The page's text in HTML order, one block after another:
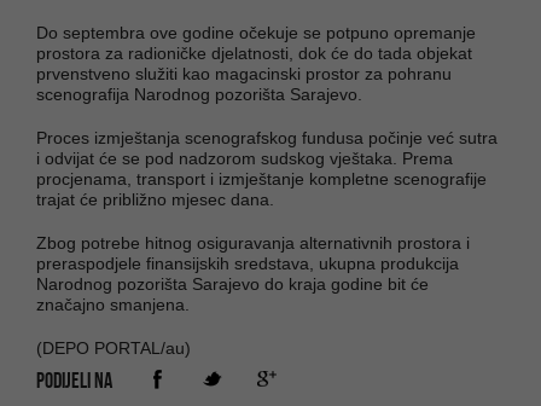
Do septembra ove godine očekuje se potpuno opremanje
prostora za radioničke djelatnosti, dok će do tada objekat
prvenstveno služiti kao magacinski prostor za pohranu
scenografija Narodnog pozorišta Sarajevo.
Proces izmještanja scenografskog fundusa počinje već sutra
i odvijat će se pod nadzorom sudskog vještaka. Prema
procjenama, transport i izmještanje kompletne scenografije
trajat će približno mjesec dana.
Zbog potrebe hitnog osiguravanja alternativnih prostora i
preraspodjele finansijskih sredstava, ukupna produkcija
Narodnog pozorišta Sarajevo do kraja godine bit će
značajno smanjena.
(DEPO PORTAL/au)
PODIJELI NA